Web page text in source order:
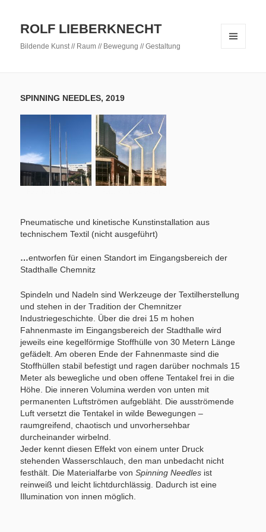
ROLF LIEBERKNECHT
Bildende Kunst // Raum // Bewegung // Gestaltung
SPINNING NEEDLES, 2019
Pneumatische und kinetische Kunstinstallation aus
technischem Textil (nicht ausgeführt)
…entworfen für einen Standort im Eingangsbereich der
Stadthalle Chemnitz
Spindeln und Nadeln sind Werkzeuge der Textilherstellung
und stehen in der Tradition der Chemnitzer
Industriegeschichte. Über die drei 15 m hohen
Fahnenmaste im Eingangsbereich der Stadthalle wird
jeweils eine kegelförmige Stoffhülle von 30 Metern Länge
gefädelt. Am oberen Ende der Fahnenmaste sind die
Stoffhüllen stabil befestigt und ragen darüber nochmals 15
Meter als bewegliche und oben offene Tentakel frei in die
Höhe. Die inneren Volumina werden von unten mit
permanenten Luftströmen aufgebläht. Die ausströmende
Luft versetzt die Tentakel in wilde Bewegungen –
raumgreifend, chaotisch und unvorhersehbar
durcheinander wirbelnd.
Jeder kennt diesen Effekt von einem unter Druck
stehenden Wasserschlauch, den man unbedacht nicht
festhält. Die Materialfarbe vonSpinning Needles ist
reinweiß und leicht lichtdurchlässig. Dadurch ist eine
Illumination von innen möglich.